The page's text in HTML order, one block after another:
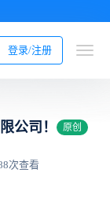
登录/注册
公司！ 原创
次查看